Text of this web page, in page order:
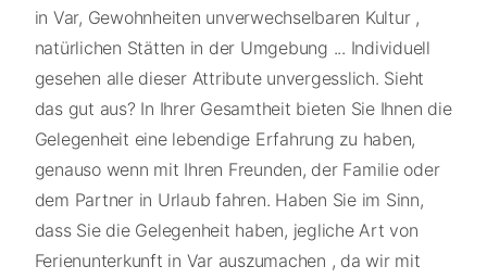
in Var, Gewohnheiten unverwechselbaren Kultur ,
natürlichen Stätten in der Umgebung ... Individuell
gesehen alle dieser Attribute unvergesslich. Sieht
das gut aus? In Ihrer Gesamtheit bieten Sie Ihnen die
Gelegenheit eine lebendige Erfahrung zu haben,
genauso wenn mit Ihren Freunden, der Familie oder
dem Partner in Urlaub fahren. Haben Sie im Sinn,
dass Sie die Gelegenheit haben, jegliche Art von
Ferienunterkunft in Var auszumachen , da wir mit